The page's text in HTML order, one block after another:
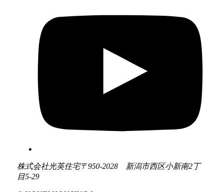
株式会社光英住宅〒950-2028 新潟市西区小新南2丁
目5-29